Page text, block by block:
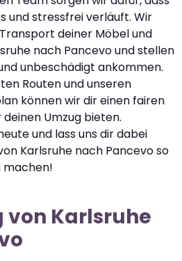
und stressfrei verläuft. Wir
deiner Möbel und
nach Pancevo und stellen
unbeschädigt ankommen.
Routen und unseren
können wir dir einen fairen
Umzug bieten.
und lass uns dir dabei
Karlsruhe nach Pancevo so
machen!
von Karlsruhe